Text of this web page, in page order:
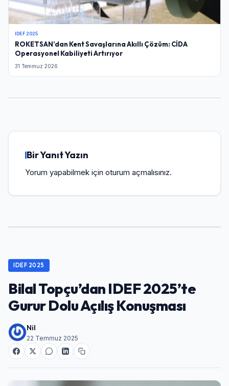
IDEF 2025
ROKETSAN’dan Kent Savaşlarına Akıllı Çözüm: CİDA
Operasyonel Kabiliyeti Artırıyor
31 Temmuz 2026
Bir Yanıt Yazın
Yorum yapabilmek için oturum açmalısınız.
IDEF 2025
Bilal Topçu’dan IDEF 2025’te
Gurur Dolu Açılış Konuşması
Nil
22 Temmuz 2025